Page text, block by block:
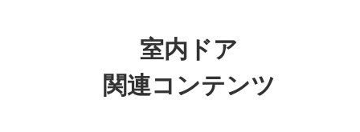
室内ドア
関連コンテンツ